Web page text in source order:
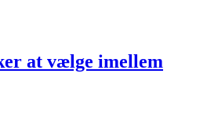
at vælge imellem